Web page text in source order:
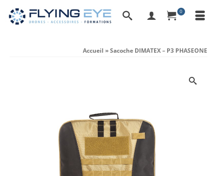
0
Accueil »Sacoche DIMATEX – P3 PHASEONE